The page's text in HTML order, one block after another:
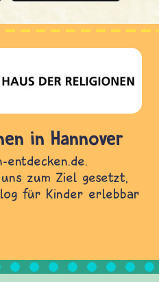
in Hannover
zum Ziel gesetzt,
für Kinder erlebbar